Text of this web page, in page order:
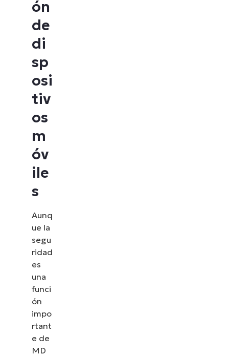
ón
de
di
sp
osi
tiv
os
m
óv
ile
s
Aunq
ue la
segu
ridad
es
una
funci
ón
impo
rtant
e de
MD